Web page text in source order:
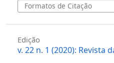
Formatos de Citação
Edição
v. 22 n. 1 (2020): Revista